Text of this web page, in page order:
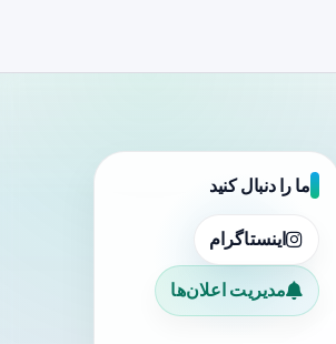
ما را دنبال کنید
اینستاگرام
مدیریت اعلان‌ها